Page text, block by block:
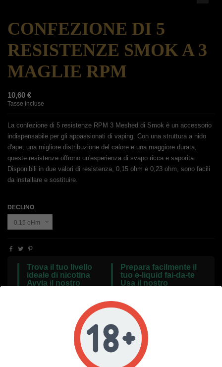
CONFEZIONE DI 5
RESISTENZE SMOK A 3
MAGLIE RPM
10,60 €
Tasse incluse
La confezione di 5 resistenze RPM 3 Meshed di Smok è un accessorio
indispensabile per gli appassionati di vaping. Con una struttura a nido
d'ape, una migliore distribuzione del calore e una maggiore durata,
queste resistenze offrono un'esperienza di svapo ricca e saporita.
Disponibili in due valori di resistenza, 0,15 ohm e 0,23 ohm, sono facili
da installare e sostituire.
DECLINO
Trova il tuo livello
ideale di nicotina
Avvia il nostro
Prepara facilmente il
tuo e-liquid fai-da-te
Usa il nostro
Dettagli del prodotto